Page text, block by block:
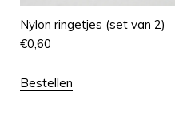
Nylon ringetjes (set van 2)
€0,60
Bestellen